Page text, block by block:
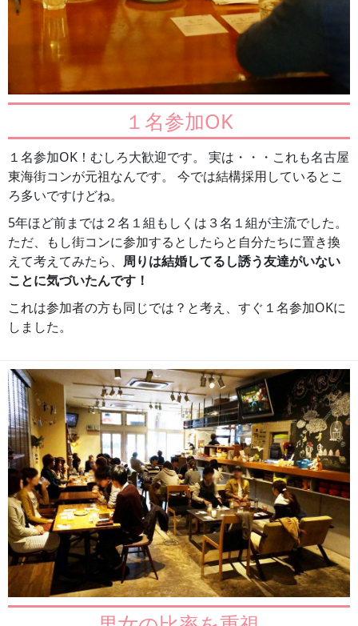
１名参加OK
１名参加OK！むしろ大歓迎です。 実は・・・これも名古屋
東海街コンが元祖なんです。 今では結構採用しているとこ
ろ多いですけどね。
5年ほど前までは２名１組もしくは３名１組が主流でした。
ただ、もし街コンに参加するとしたらと自分たちに置き換
えて考えてみたら、 周りは結婚してるし誘う友達がいない
ことに気づいたんです！
これは参加者の方も同じでは？と考え、すぐ１名参加OKに
しました。